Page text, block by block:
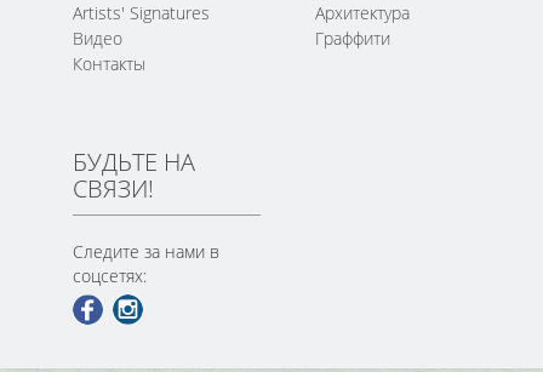
Artists' Signatures
Видео
Контакты
Архитектура
Граффити
БУДЬТЕ НА
СВЯЗИ!
Следите за нами в
соцсетях: